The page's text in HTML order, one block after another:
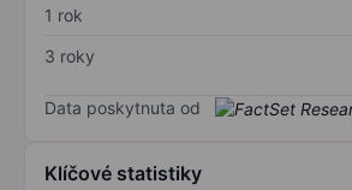
1 rok
3 roky
Data poskytnuta od
Klíčové statistiky